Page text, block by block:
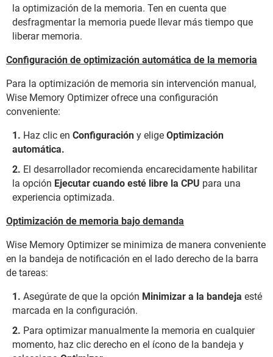
la optimización de la memoria. Ten en cuenta que
desfragmentar la memoria puede llevar más tiempo que
liberar memoria.
Configuración de optimización automática de la memoria
Para la optimización de memoria sin intervención manual,
Wise Memory Optimizer ofrece una configuración
conveniente:
Haz clic en Configuración y elige Optimización
automática.
El desarrollador recomienda encarecidamente habilitar
la opción Ejecutar cuando esté libre la CPU para una
experiencia optimizada.
Optimización de memoria bajo demanda
Wise Memory Optimizer se minimiza de manera conveniente
en la bandeja de notificación en el lado derecho de la barra
de tareas:
Asegúrate de que la opción Minimizar a la bandeja esté
marcada en la configuración.
Para optimizar manualmente la memoria en cualquier
momento, haz clic derecho en el ícono de la bandeja y